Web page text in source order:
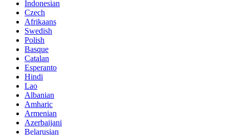
Indonesian
Czech
Afrikaans
Swedish
Polish
Basque
Catalan
Esperanto
Hindi
Lao
Albanian
Amharic
Armenian
Azerbaijani
Belarusian